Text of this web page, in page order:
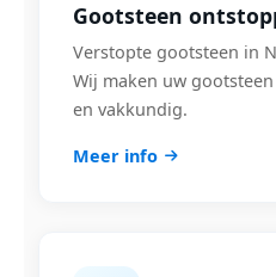
Gootsteen
Verstopte gootsteen in
Wij maken uw
en vakkundig.
Meer info